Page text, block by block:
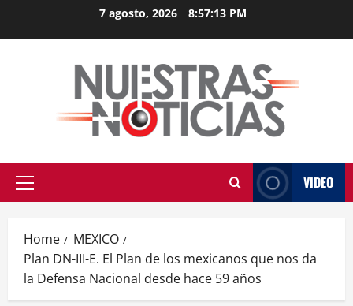
7 agosto, 2026 8:57:13 PM
Primary
VIDEO
Home
MEXICO
Plan DN-III-E. El Plan de los mexicanos que nos da
la Defensa Nacional desde hace 59 años